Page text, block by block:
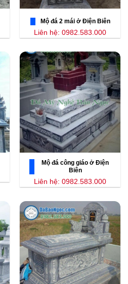
Mộ đá 2 mái ở Điện Biên
Liên hệ: 0982.583.000
Mộ đá công giáo ở Điện
Biên
Liên hệ: 0982.583.000